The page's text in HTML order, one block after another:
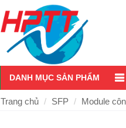
DANH MỤC SẢN PHẨM
Trang chủ SFP Module